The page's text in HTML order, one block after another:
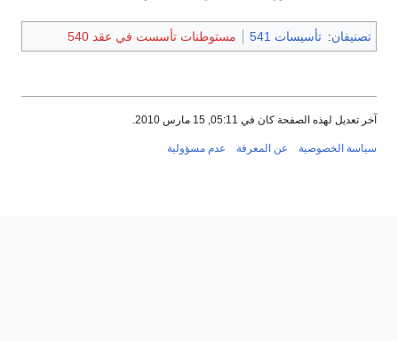
تصنيفان: تأسيسات 541 مستوطنات تأسست في عقد 540
آخر تعديل لهذه الصفحة كان في 05:11, 15 مارس 2010.
سياسة الخصوصية عن المعرفة عدم مسؤولية